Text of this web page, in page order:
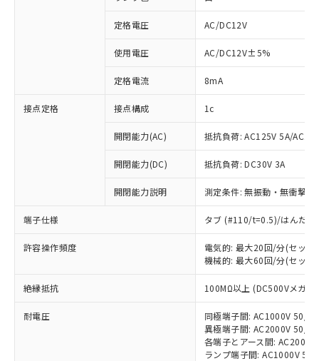
定格電圧 AC/DC12V
使用電圧 AC/DC12V±5%
定格電流 8mA
接点定格 接点構成 1c
開閉能力(AC) 抵抗負荷: AC125V 5A/
開閉能力(DC) 抵抗負荷: DC30V 3A
開閉能力説明 測定条件: 無振動・無衝撃
端子仕様 タブ (#110/t=0.5)/はんだづ
許容操作頻度
電気的: 最大20回/分(セット
機械的: 最大60回/分(セット
絶縁抵抗 100MΩ以上 (DC500Vメガ)
耐電圧
同極端子間: AC1000V 50/
異極端子間: AC2000V 50/
各端子とアース間:
ランプ端子間: AC1000V
以下の条件をお読みいただき、同意のうえ
※1 対応状況
対応済み：EU RoHS指令（10物質）の
非含有に対応した製品が提供可能な商品で
対応予定：EU RoHS指令（10物質）の非含
有に対応した製品に切り替える予定のある
対応予定なし：EU RoHS指令（10物質）の
非含有に非対応の商品で、対応品を出す予